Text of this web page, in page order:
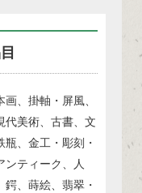
、掛軸・屏風、
代美術、古書、文
、金工・彫刻・
ンティーク、人
、蒔絵、翡翠・